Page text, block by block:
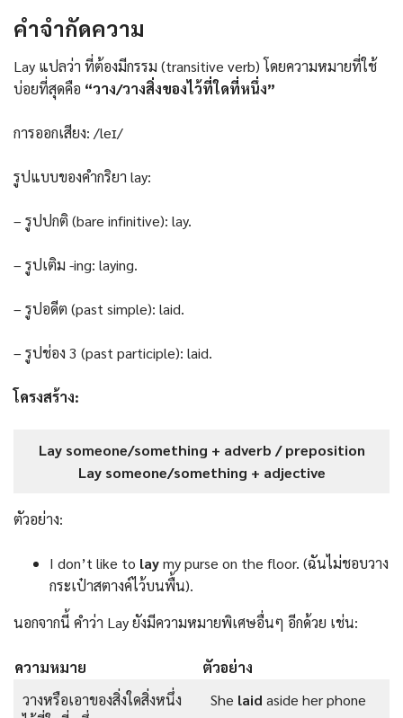
คําจํากัดความ
Lay แปลว่า ที่ต้องมีกรรม (transitive verb) โดยความหมายที่ใช้
บ่อยที่สุดคือ “วาง/วางสิ่งของไว้ที่ใดที่หนึ่ง”
การออกเสียง: /leɪ/
รูปแบบของคำกริยา lay:
– รูปปกติ (bare infinitive): lay.
– รูปเติม -ing: laying.
– รูปอดีต (past simple): laid.
– รูปช่อง 3 (past participle): laid.
โครงสร้าง:
Lay someone/something + adverb / preposition
Lay someone/something + adjective
ตัวอย่าง:
I don’t like to laymy purse on the floor. (ฉันไม่ชอบวาง
กระเป๋าสตางค์ไว้บนพื้น).
นอกจากนี้ คำว่า Lay ยังมีความหมายพิเศษอื่นๆ อีกด้วย เช่น:
ความหมาย
ตัวอย่าง
วางหรือเอาของสิ่งใดสิ่งหนึ่ง
She laid aside her phone